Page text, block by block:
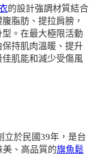
的設計強調材質結合
脂肪、提拉肩膀，
。在最大極限活動
持肌肉溫暖、提升
肌能和減少受傷風
立於民國39年，是台
美、高品質的旗魚鬆